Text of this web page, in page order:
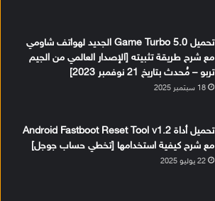
تحميل Game Turbo 5.0 الجديد لهواتف شاومي
مع شرح طريقة تثبيته [الإصدار العالمي من الجيم
تربو – مُحدث بتاريخ 21 نوفمبر 2023]
18 سبتمبر 2025
تحميل أداة Android Fastboot Reset Tool v1.2
مع شرح كيفية استخدامها [تخطي حساب جوجل]
22 يوليو 2025